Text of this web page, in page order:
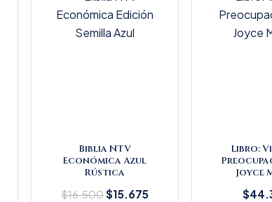
Biblia NTV
Económica Azul
Rústica
$16.500
$16.500.
$15.675
$15.675.
Libro:
Joyce
$